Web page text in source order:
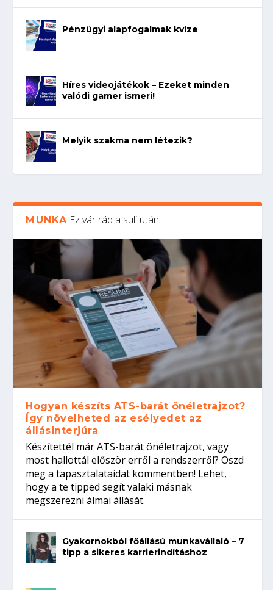
Pénzügyi alapfogalmak kvíze
Híres videojátékok – Ezeket minden
valódi gamer ismeri!
Melyik szakma nem létezik?
MUNKA Ez vár rád a suli után
Hogyan készíts ATS-barát önéletrajzot?
Így növelheted az esélyedet az
állásinterjúra
Készítettél már ATS-barát önéletrajzot, vagy
most hallottál először erről a rendszerről? Oszd
meg a tapasztalataidat kommentben! Lehet,
hogy a te tipped segít valaki másnak
megszerezni álmai állását.
Gyakornokból főállású munkavállaló – 7
tipp a sikeres karrierindításhoz